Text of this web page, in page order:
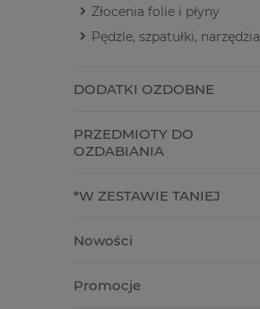
Złocenia folie i płyny
Pędzle, szpatułki, narzędzia
DODATKI OZDOBNE
PRZEDMIOTY DO
OZDABIANIA
*W ZESTAWIE TANIEJ
Nowości
Promocje